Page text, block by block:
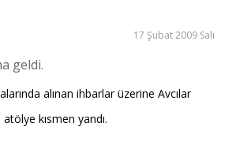
17 Şubat 2009 Salı
geldi.
alınan ihbarlar üzerine Avcılar
kısmen yandı.